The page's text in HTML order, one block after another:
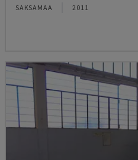
SAKSAMAA 2011